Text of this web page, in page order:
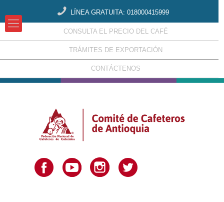
LÍNEA GRATUITA: 018000415999
CONSULTA EL PRECIO DEL CAFÉ
TRÁMITES DE EXPORTACIÓN
CONTÁCTENOS